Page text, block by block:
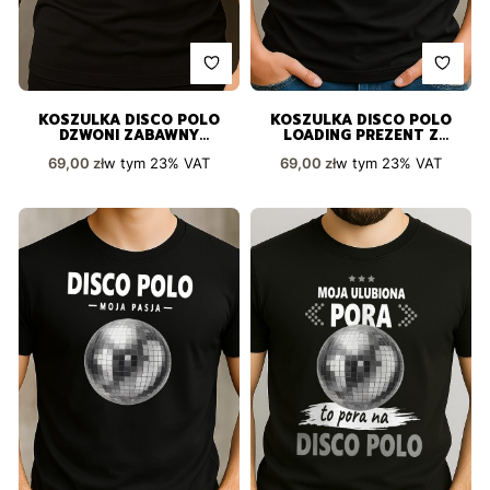
KOSZULKA DISCO POLO
DZWONI ZABAWNY
Cena brutto
69,00 złw tym 23%VAT
KOSZULKA DISCO POLO
LOADING PREZENT Z
Cena brutto
69,00 złw tym 23% VAT